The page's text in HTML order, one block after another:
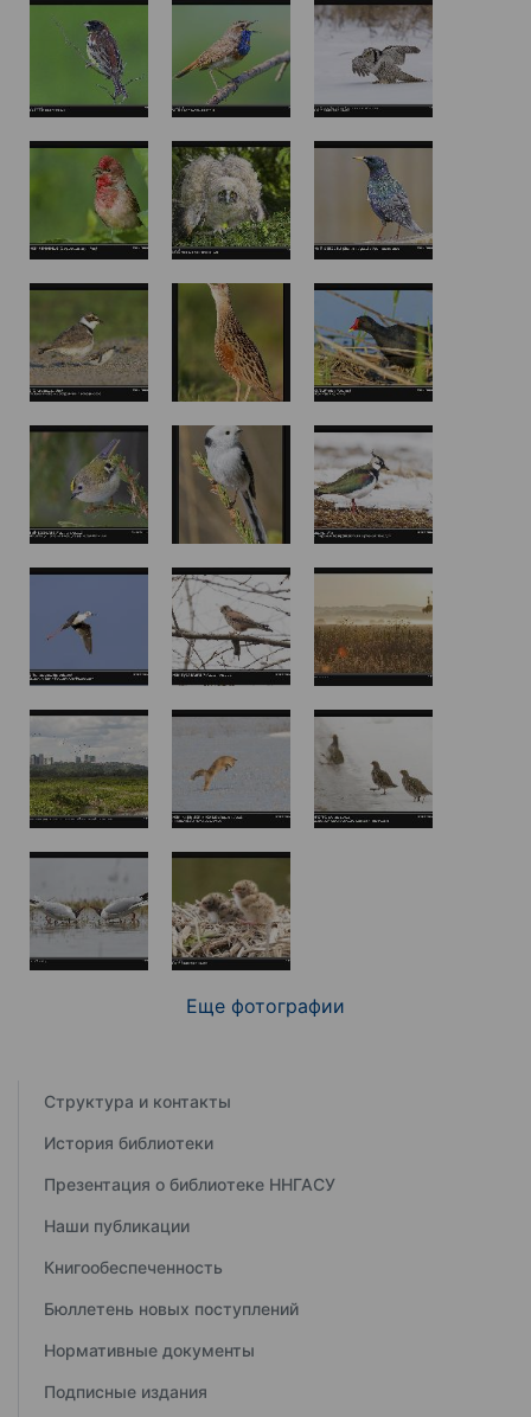
Еще фотографии
Структура и контакты
История библиотеки
Презентация о библиотеке ННГАСУ
Наши публикации
Книгообеспеченность
Бюллетень новых поступлений
Нормативные документы
Подписные издания